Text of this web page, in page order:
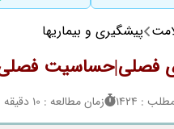
پیشگیری و بیماریها
فصلی|حساسیت فصلی
: 1424 زمان مطالعه : 10 دقیقه